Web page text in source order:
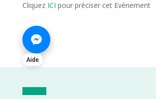
Cliquez ICI pour préciser cet Evènement
Aide